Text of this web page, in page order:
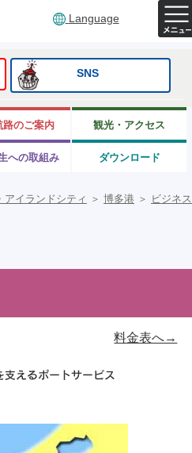
Language
SNS
路のご案内 観光・アクセス
への取組み ダウンロード
アイランドシティ ＞ 博多港 ＞ ビジネス
料金表へ→